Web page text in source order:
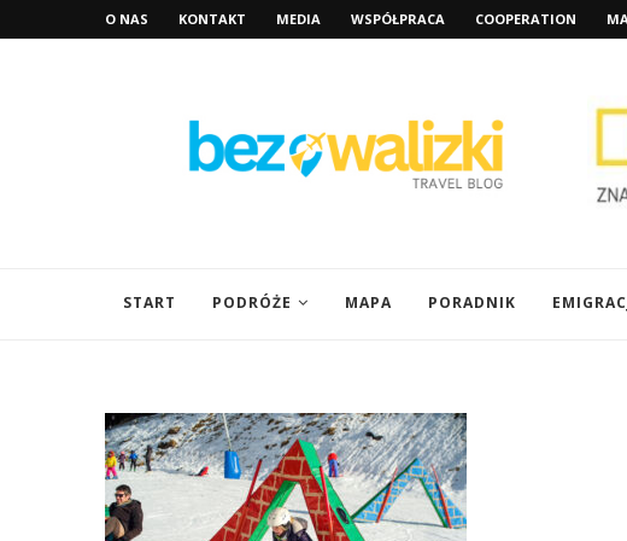
O NAS KONTAKT MEDIA WSPÓŁPRACA COOPERATION
START PODRÓŻE MAPA PORADNIK